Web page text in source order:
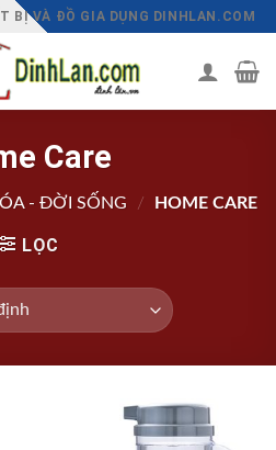
BỊ VÀ ĐỒ GIA DỤNG DINHLAN.COM
Care
- ĐỜI SỐNG / HOME CARE
LỌC